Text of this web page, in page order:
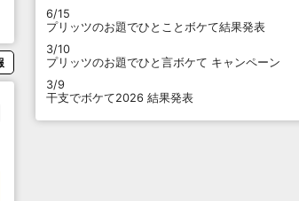
6/15
プリッツのお題でひとことボケて結果発表
3/10
プリッツのお題でひと言ボケて キャンペーン
3/9
干支でボケて2026 結果発表